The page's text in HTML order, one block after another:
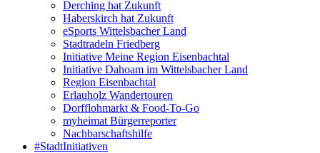
Derching hat Zukunft
Haberskirch hat Zukunft
eSports Wittelsbacher Land
Stadtradeln Friedberg
Initiative Meine Region Eisenbachtal
Initiative Dahoam im Wittelsbacher Land
Region Eisenbachtal
Erlauholz Wandertouren
Dorfflohmarkt & Food-To-Go
myheimat Bürgerreporter
Nachbarschaftshilfe
#StadtInitiativen